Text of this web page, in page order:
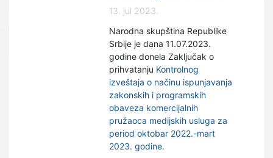
13. jul 2023.
Narodna skupština Republike
Srbije je dana 11.07.2023.
godine donela Zaključak o
prihvatanju Kontrolnog
izveštaja o načinu ispunjavanja
zakonskih i programskih
obaveza komercijalnih
pružaoca medijskih usluga za
period oktobar 2022.-mart
2023. godine.